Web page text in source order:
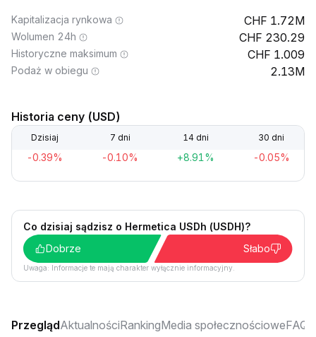
Kapitalizacja rynkowa 1.72M
Wolumen 24h 230.29
Historyczne maksimum 1.009
Podaż w obiegu 2.13M
Historia ceny (USD)
Dzisiaj 7 dni 14 dni 30 dni
-0.39% -0.10% +8.91% -0.05%
Co dzisiaj sądzisz o Hermetica USDh (USDH)?
Dobrze
Słabo
Uwaga: Informacje te mają charakter wyłącznie informacyjny.
PrzeglądAktualnościRankingMedia społecznościoweFAQ